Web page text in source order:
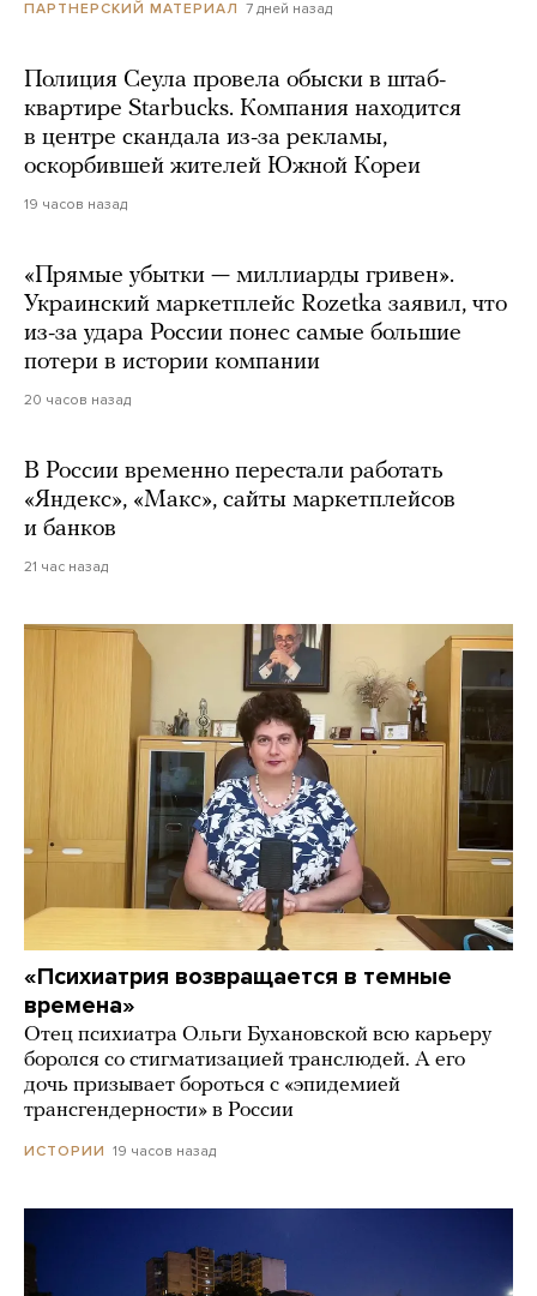
ПАРТНЕРСКИЙ МАТЕРИАЛ 7 дней назад
Полиция Сеула провела обыски в штаб-
квартире Starbucks. Компания находится
в центре скандала из-за рекламы,
оскорбившей жителей Южной Кореи
19 часов назад
«Прямые убытки — миллиарды гривен».
Украинский маркетплейс Rozetka заявил, что
из-за удара России понес самые большие
потери в истории компании
20 часов назад
В России временно перестали работать
«Яндекс», «Макс», сайты маркетплейсов
и банков
21 час назад
«Психиатрия возвращается в темные
времена»
Отец психиатра Ольги Бухановской всю карьеру
боролся со стигматизацией транслюдей. А его
дочь призывает бороться с «эпидемией
трансгендерности» в России
ИСТОРИИ 19 часов назад